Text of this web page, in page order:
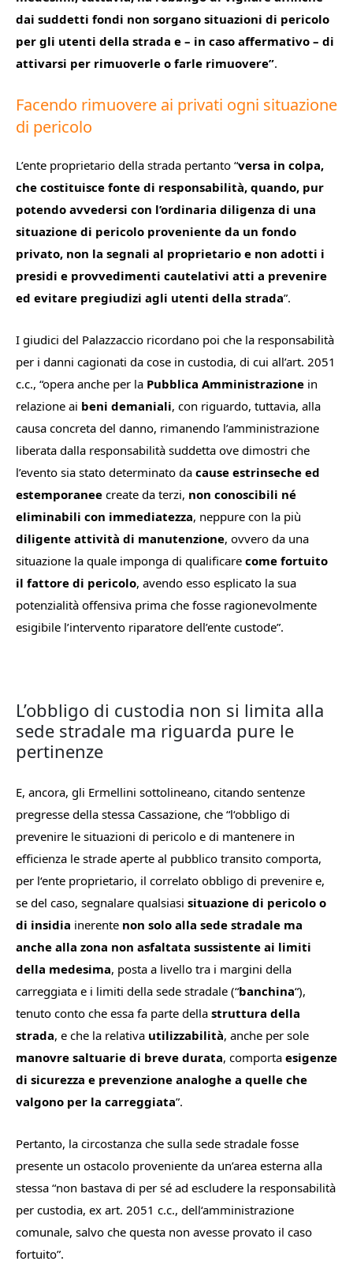
dai suddetti fondi non sorgano situazioni di pericolo
per gli utenti della strada e – in caso affermativo – di
attivarsi per rimuoverle o farle rimuovere”.
Facendo rimuovere ai privati ogni situazione
di pericolo
L’ente proprietario della strada pertanto “versa in colpa,
che costituisce fonte di responsabilità, quando, pur
potendo avvedersi con l’ordinaria diligenza di una
situazione di pericolo proveniente da un fondo
privato, non la segnali al proprietario e non adotti i
presidi e provvedimenti cautelativi atti a prevenire
ed evitare pregiudizi agli utenti della strada”.
I giudici del Palazzaccio ricordano poi che la responsabilità
per i danni cagionati da cose in custodia, di cui all’art. 2051
c.c., “opera anche per la Pubblica Amministrazione in
relazione ai beni demaniali, con riguardo, tuttavia, alla
causa concreta del danno, rimanendo l’amministrazione
liberata dalla responsabilità suddetta ove dimostri che
l’evento sia stato determinato da cause estrinseche ed
estemporanee create da terzi, non conoscibili né
eliminabili con immediatezza, neppure con la più
diligente attività di manutenzione, ovvero da una
situazione la quale imponga di qualificare come fortuito
il fattore di pericolo, avendo esso esplicato la sua
potenzialità offensiva prima che fosse ragionevolmente
esigibile l’intervento riparatore dell’ente custode”.
L’obbligo di custodia non si limita alla
sede stradale ma riguarda pure le
pertinenze
E, ancora, gli Ermellini sottolineano, citando sentenze
pregresse della stessa Cassazione, che “l‘obbligo di
prevenire le situazioni di pericolo e di mantenere in
efficienza le strade aperte al pubblico transito comporta,
per l‘ente proprietario, il correlato obbligo di prevenire e,
se del caso, segnalare qualsiasi situazione di pericolo o
di insidia inerente non solo alla sede stradale ma
anche alla zona non asfaltata sussistente ai limiti
della medesima, posta a livello tra i margini della
carreggiata e i limiti della sede stradale (“banchina“),
tenuto conto che essa fa parte della struttura della
strada, e che la relativa utilizzabilità, anche per sole
manovre saltuarie di breve durata, comporta esigenze
di sicurezza e prevenzione analoghe a quelle che
valgono per la carreggiata”.
Pertanto, la circostanza che sulla sede stradale fosse
presente un ostacolo proveniente da un’area esterna alla
stessa “non bastava di per sé ad escludere la responsabilità
per custodia, ex art. 2051 c.c., dell‘amministrazione
comunale, salvo che questa non avesse provato il caso
fortuito”.